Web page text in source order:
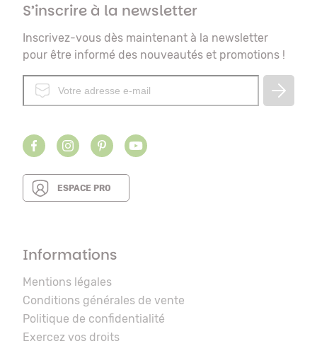
S’inscrire à la newsletter
Inscrivez-vous dès maintenant à la newsletter
pour être informé des nouveautés et promotions !
ESPACE PRO
Informations
Mentions légales
Conditions générales de vente
Politique de confidentialité
Exercez vos droits